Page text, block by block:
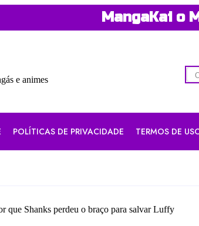
MangaKai o
POLÍTICAS DE PRIVACIDADE TERMOS DE